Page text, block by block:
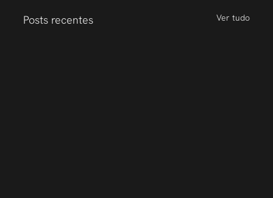
Posts recentes Ver tudo